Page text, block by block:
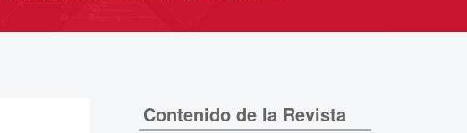
Contenido de la Revista